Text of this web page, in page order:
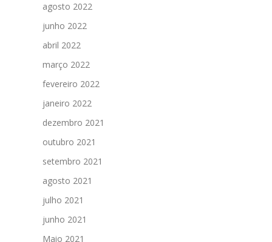
agosto 2022
junho 2022
abril 2022
março 2022
fevereiro 2022
janeiro 2022
dezembro 2021
outubro 2021
setembro 2021
agosto 2021
julho 2021
junho 2021
Maio 2021